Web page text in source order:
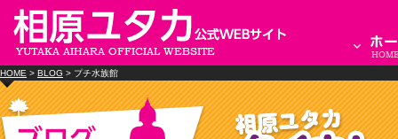
HOME > BLOG > プチ水族館